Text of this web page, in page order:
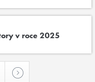
v roce 2025